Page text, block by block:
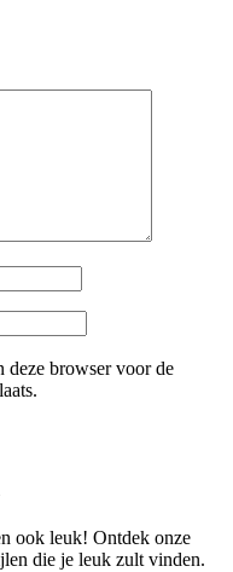
deze browser voor de
ook leuk! Ontdek onze
die je leuk zult vinden.